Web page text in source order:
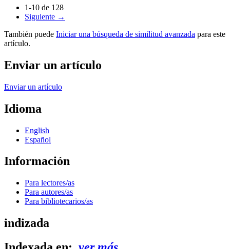
1-10 de 128
Siguiente →
También puede Iniciar una búsqueda de similitud avanzada para este
artículo.
Enviar un artículo
Enviar un artículo
Idioma
English
Español
Información
Para lectores/as
Para autores/as
Para bibliotecarios/as
indizada